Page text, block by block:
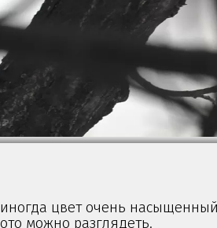
иногда цвет очень
можно разглядеть.